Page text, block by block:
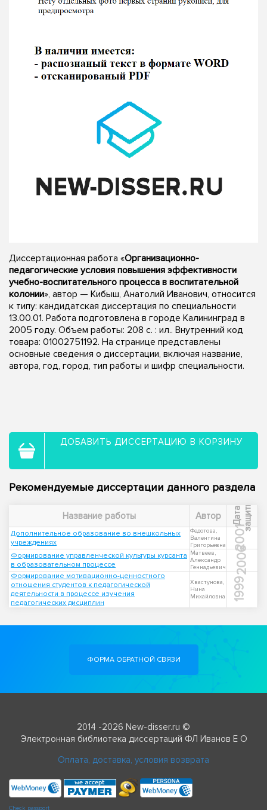
Диссертационная работа «Организационно-
педагогические условия повышения эффективности
учебно-воспитательного процесса в воспитательной
колонии», автор — Кибыш, Анатолий Иванович, относится
к типу: кандидатская диссертация по специальности
13.00.01. Работа подготовлена в городе Калининград в
2005 году. Объем работы: 208 с. : ил.. Внутренний код
товара: 01002751192. На странице представлены
основные сведения о диссертации, включая название,
автора, год, город, тип работы и шифр специальности.
ДОБАВИТЬ ДИССЕРТАЦИЮ В КОРЗИНУ
Рекомендуемые диссертации данного раздела
Название работы Автор Д
а
т
а
з
а
щ
и
ты
Дополнительное образование во внешкольных
учреждениях
Федотова,
Валентина
Григорьевна
2001
Формирование управленческой культуры курсанта
в образовательном процессе
Матвеев,
Александр
Геннадьевич
2006
Формирование мотивационно-ценностного
отношения студентов к педагогической
деятельности в процессе изучения
педагогических дисциплин
Хвастунова,
Нина
Михайловна
1999
ФОРМА ОБРАТНОЙ СВЯЗИ
2014 -2026 New-disser.ru ©
Электронная библиотека диссертаций ФЛ Иванов Е О
Оплата, доставка, условия возврата
Check passport